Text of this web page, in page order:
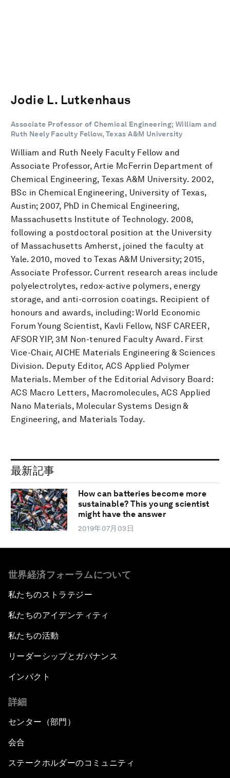
Jodie L. Lutkenhaus
Associate Professor of Chemical Engineering; William and
Ruth Neely Faculty Fellow, Texas A&M University
William and Ruth Neely Faculty Fellow and
Associate Professor, Artie McFerrin Department of
Chemical Engineering, Texas A&M University. 2002,
BSc in Chemical Engineering, University of Texas,
Austin; 2007, PhD in Chemical Engineering,
Massachusetts Institute of Technology. 2008,
following a postdoctoral position at the University
of Massachusetts Amherst, joined the faculty at
Yale. 2010, moved to Texas A&M University; 2015,
Associate Professor. Current research areas include
polyelectrolytes, redox-active polymers, energy
storage, and anti-corrosion coatings. Recipient of
honours and awards, including: World Economic
Forum Young Scientist, Kavli Fellow, NSF CAREER,
AFSOR YIP, 3M Non-tenured Faculty Award. First
Vice-Chair, AICHE Materials Engineering & Sciences
Division. Deputy Editor, ACS Applied Polymer
Materials. Member of the Editorial Advisory Board:
ACS Macro Letters, Macromolecules, ACS Applied
Nano Materials, Molecular Systems Design &
Engineering, and Materials Today.
最新記事
How can batteries become more
sustainable? This young scientist
might have the answer
2019年07月03日
世界経済フォーラムについて
私たちのストラテジー
私たちのアイデンティティ
私たちの活動
リーダーシップとガバナンス
インパクト
詳細
センター（部門）
会合
ステークホルダーのコミュニティ